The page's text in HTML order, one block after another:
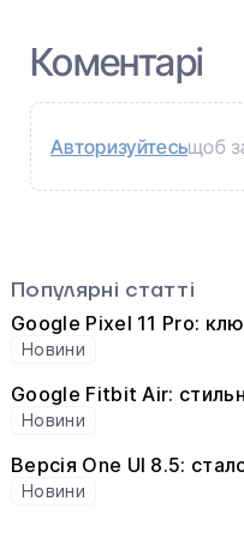
Коментарі
Авторизуйтесьщоб
Популярні статті
Google Pixel 11 Pro:
Новини
Google Fitbit Air:
Новини
Версія One UI 8.5:
Новини